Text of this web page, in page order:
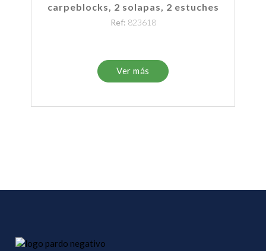
carpeblocks, 2 solapas, 2 estuches
Ref: 823618
Ver más